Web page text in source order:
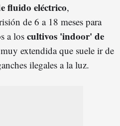
fluido eléctrico,
de 6 a 18 meses para
a loscultivos 'indoor' de
extendida que suele ir de
ilegales a la luz.